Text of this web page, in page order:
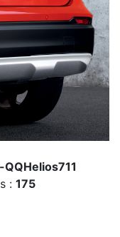
: 175